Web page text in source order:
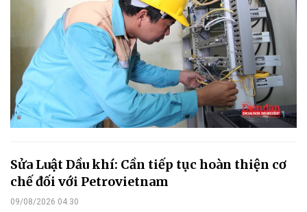
Sửa Luật Dầu khí: Cần tiếp tục hoàn thiện cơ
chế đối với Petrovietnam
09/08/2026 04:30